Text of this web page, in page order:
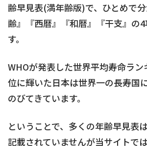
齢早見表(満年齢版)で、ひとめで
齢』『西暦』『和暦』『干支』の
す。
WHOが発表した世界平均寿命ラ
位に輝いた日本は世界一の長寿国
のびてきています。
ということで、多くの年齢早見表
記載されていませんが当サイトで